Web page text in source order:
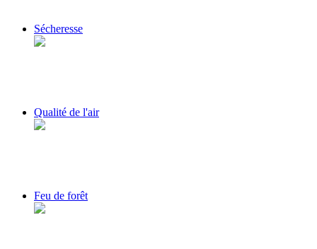
Sécheresse
Qualité de l'air
Feu de forêt